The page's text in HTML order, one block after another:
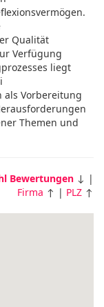
Qualität
Verfügung
liegt
als Vorbereitung
Themen und
Bewertungen ↓ |
Firma ↑ | PLZ ↑